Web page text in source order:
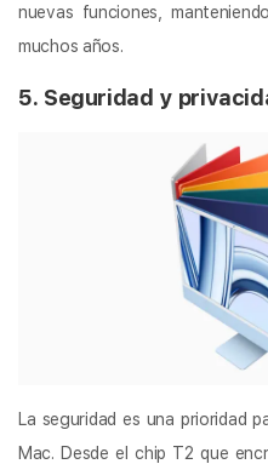
nuevas funciones,
muchos años.
5. Seguridad y
La seguridad es una prioridad
Mac. Desde el chip T2 que